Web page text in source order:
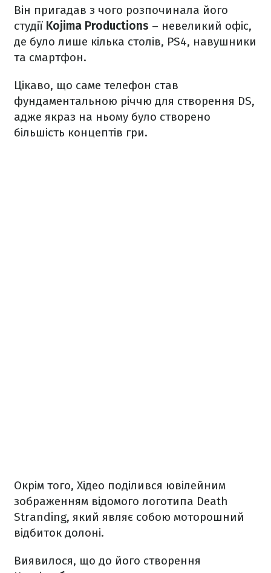
Він пригадав з чого розпочинала його
студії Kojima Productions – невеликий офіс,
де було лише кілька столів, PS4, навушники
та смартфон.
Цікаво, що саме телефон став
фундаментальною річчю для створення DS,
адже якраз на ньому було створено
більшість концептів гри.
Окрім того, Хідео поділився ювілейним
зображенням відомого логотипа Death
Stranding, який являє собою моторошний
відбиток долоні.
Виявилося, що до його створення